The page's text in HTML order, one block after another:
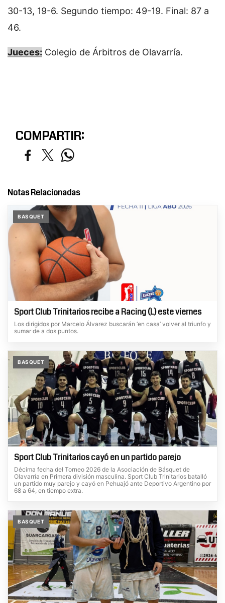
30-13, 19-6. Segundo tiempo: 49-19. Final: 87 a
46.
Jueces: Colegio de Árbitros de Olavarría.
COMPARTIR:
Notas Relacionadas
BASQUET
Sport Club Trinitarios recibe a Racing (L) este viernes
Los dirigidos por Marcelo Álvarez buscarán ‘en casa’ volver al triunfo y
sumar de a dos puntos.
BASQUET
Sport Club Trinitarios cayó en un partido parejo
Décima fecha del Torneo 2026 de la Asociación de Básquet de
Olavarría en Primera división masculina. Sport Club Trinitarios batalló
un partido muy parejo y cayó en Pehuajó ante Deportivo Argentino por
68 a 64, en tiempo extra.
BASQUET